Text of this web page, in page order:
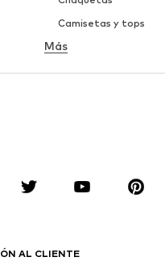
Camisetas y tops
Ropa interior
Blusas y camisas
Deporte
Más
AL CLIENTE